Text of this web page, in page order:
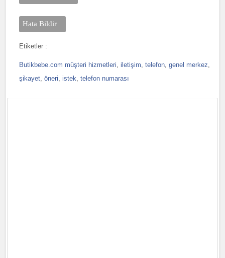
Hata Bildir
Etiketler :
Butikbebe.com müşteri hizmetleri, iletişim, telefon, genel merkez,
şikayet, öneri, istek, telefon numarası